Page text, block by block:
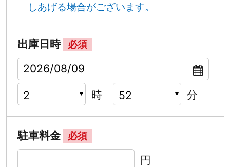
しあげる場合がございます。
出庫日時 必須
時 分
駐車料金 必須
円